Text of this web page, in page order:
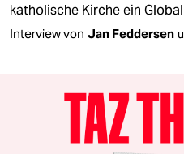
katholische Kirche ein
Interview von Jan Feddersen